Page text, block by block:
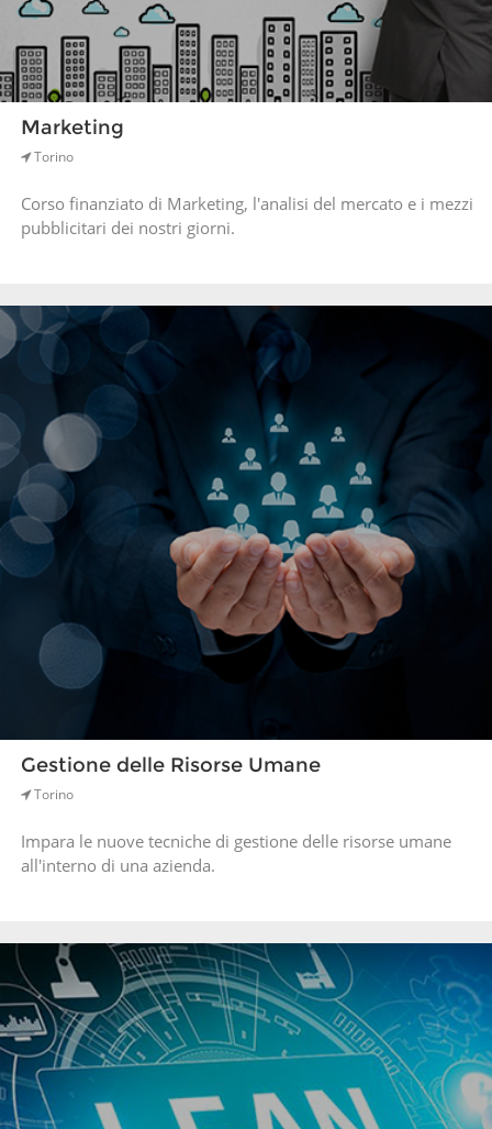
Marketing
Torino
Corso finanziato di Marketing, l'analisi del mercato e i mezzi
pubblicitari dei nostri giorni.
Gestione delle Risorse Umane
Torino
Impara le nuove tecniche di gestione delle risorse umane
all'interno di una azienda.